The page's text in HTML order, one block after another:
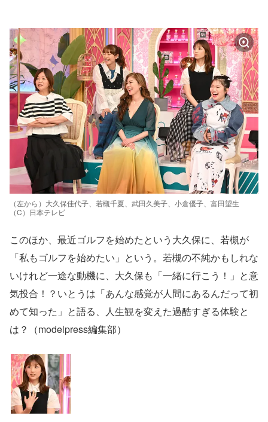
（左から）大久保佳代子、若槻千夏、武田久美子、小倉優子、富田望生
（C）日本テレビ
このほか、最近ゴルフを始めたという大久保に、若槻が
「私もゴルフを始めたい」という。若槻の不純かもしれな
いけれど一途な動機に、大久保も「一緒に行こう！」と意
気投合！？いとうは「あんな感覚が人間にあるんだって初
めて知った」と語る、人生観を変えた過酷すぎる体験と
は？（modelpress編集部）